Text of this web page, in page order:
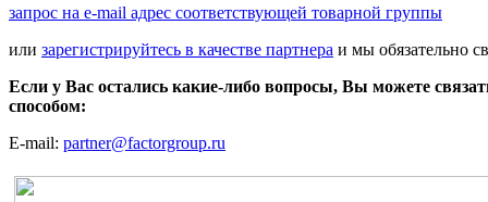
запрос на e-mail адрес соответствующей товарной группы
или зарегистрируйтесь в качестве партнера и мы обязательно
Если у Вас остались какие-либо вопросы, Вы можете
способом:
E-mail: partner@factorgroup.ru